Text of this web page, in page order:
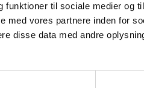
til sociale medier og
med vores partnere inden for
disse data med andre
18my klar, 100 stk
tilbage på lager